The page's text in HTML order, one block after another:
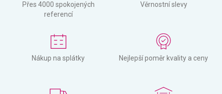
Přes 4000 spokojených
referencí
Věrnostní slevy
Nákup na splátky Nejlepší poměr kvality a ceny